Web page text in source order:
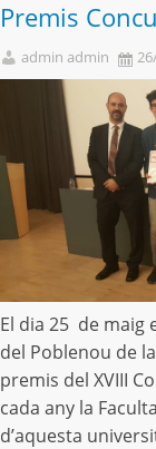
Premis
admin admin
El dia 25 de maig
del Poblenou de
premis del XVIII
cada any la
d’aquesta